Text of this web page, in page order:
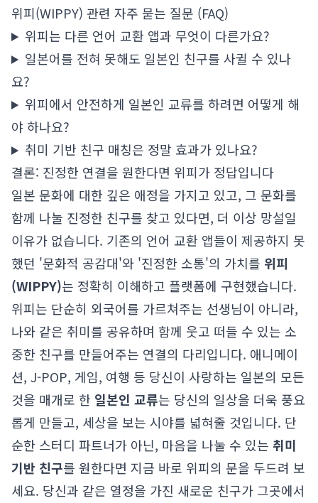
위피(WIPPY) 관련 자주 묻는 질문 (FAQ)
위피는 다른 언어 교환 앱과 무엇이 다른가요?
일본어를 전혀 못해도 일본인 친구를 사귈 수 있나
요?
위피에서 안전하게 일본인 교류를 하려면 어떻게 해
야 하나요?
취미 기반 친구 매칭은 정말 효과가 있나요?
결론: 진정한 연결을 원한다면 위피가 정답입니다
일본 문화에 대한 깊은 애정을 가지고 있고, 그 문화를
함께 나눌 진정한 친구를 찾고 있다면, 더 이상 망설일
이유가 없습니다. 기존의 언어 교환 앱들이 제공하지 못
했던 '문화적 공감대'와 '진정한 소통'의 가치를 위피
(WIPPY)는 정확히 이해하고 플랫폼에 구현했습니다.
위피는 단순히 외국어를 가르쳐주는 선생님이 아니라,
나와 같은 취미를 공유하며 함께 웃고 떠들 수 있는 소
중한 친구를 만들어주는 연결의 다리입니다. 애니메이
션, J-POP, 게임, 여행 등 당신이 사랑하는 일본의 모든
것을 매개로 한 일본인 교류는 당신의 일상을 더욱 풍요
롭게 만들고, 세상을 보는 시야를 넓혀줄 것입니다. 단
순한 스터디 파트너가 아닌, 마음을 나눌 수 있는 취미
기반 친구를 원한다면 지금 바로 위피의 문을 두드려 보
세요. 당신과 같은 열정을 가진 새로운 친구가 그곳에서